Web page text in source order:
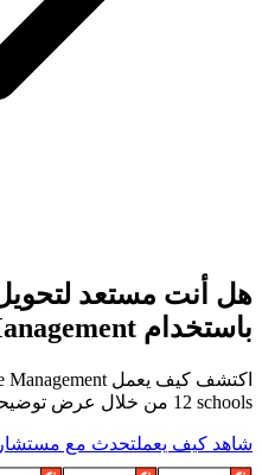
باستخدام Attendance Management؟
12 schools من خلال عرض توضيحي مخصص.
شاهد كيف يعملتحدث مع مستشار